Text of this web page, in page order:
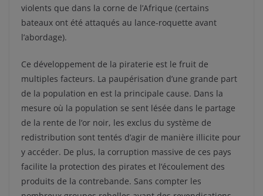
violents que dans la corne de l’Afrique (certains
bateaux ont été attaqués au lance-roquette avant
l’abordage).
Ce développement de la piraterie est le fruit de
multiples facteurs. La paupérisation d’une grande part
de la population en est la principale cause. Dans la
mesure où la population se sent lésée dans le partage
de la rente de l’or noir, les exclus du système de
redistribution sont tentés d’agir de manière illicite pour
y accéder. De plus, la corruption massive de ces pays
facilite la protection des pirates et l’écoulement des
produits de la contrebande. Sans compter les